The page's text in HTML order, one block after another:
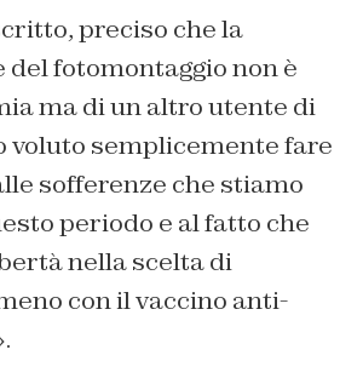
preciso che la
fotomontaggio non è
ma di un altro utente di
voluto semplicemente fare
sofferenze che stiamo
periodo e al fatto che
nella scelta di
con il vaccino anti-